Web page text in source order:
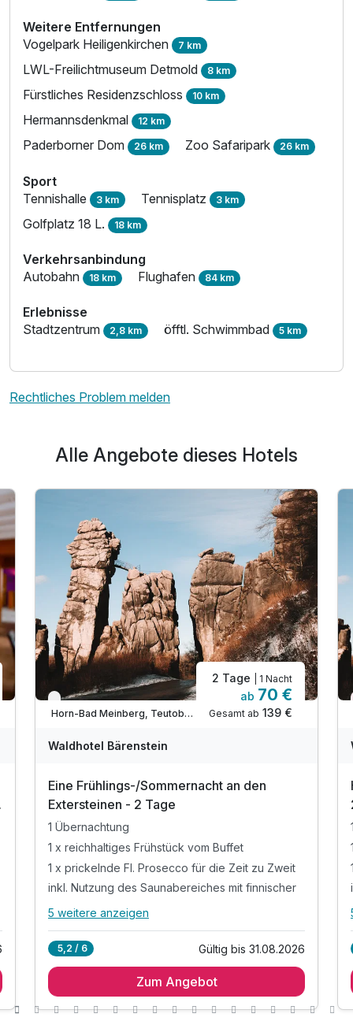
Weitere Entfernungen
Vogelpark Heiligenkirchen 7 km
LWL-Freilichtmuseum Detmold 8 km
Fürstliches Residenzschloss 10 km
Hermannsdenkmal 12 km
Paderborner Dom 26 km Zoo Safaripark 26 km
Sport
Tennishalle 3 km Tennisplatz 3 km
Golfplatz 18 L. 18 km
Verkehrsanbindung
Autobahn 18 km Flughafen 84 km
Erlebnisse
Stadtzentrum 2,8 km öfftl. Schwimmbad 5 km
Rechtliches Problem melden
Alle Angebote dieses Hotels
Nur noch bis August
Horn-Bad Meinberg, Teutoburger Wald / Ostwestfalen
2 Tage | 1 Nacht
ab 70 €
Gesamt ab 139 €
Waldhotel Bärenstein
Eine Frühlings-/Sommernacht an den
Extersteinen - 2 Tage
1 Übernachtung
1 x reichhaltiges Frühstück vom Buffet
1 x prickelnde Fl. Prosecco für die Zeit zu Zweit
inkl. Nutzung des Saunabereiches mit finnischer
Alle Inklusivleistungen
1 x reichhaltiges Frühstück vom Buffet
5 weitere anzeigen
5,2 / 6 Gültig bis 31.08.2026
Zum Angebot